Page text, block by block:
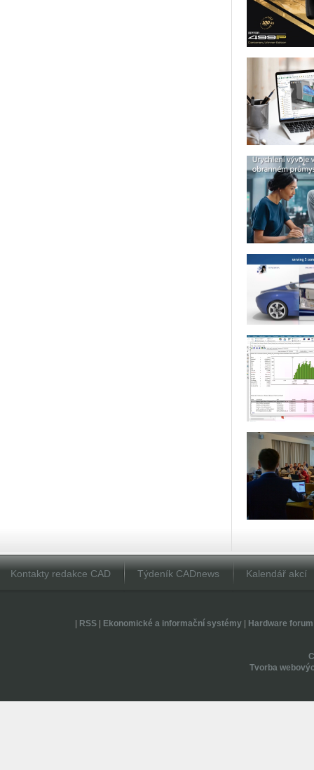
Kontakty redakce CAD Týdeník CADnews Kalendář akcí
RSS| Ekonomické a informační systémy| Hardware forum
Tvorba